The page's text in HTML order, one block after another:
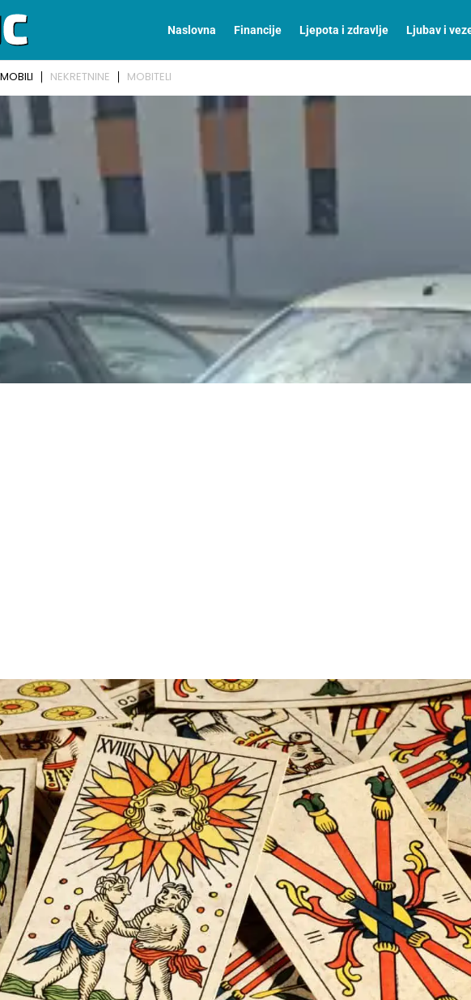
Naslovna Financije Ljepota i zdravlje Ljubav i